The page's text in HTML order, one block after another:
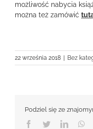
możliwość nabycia
można też zamówić
22 września 2018 Bez
Podziel się ze
Facebook
Twitter